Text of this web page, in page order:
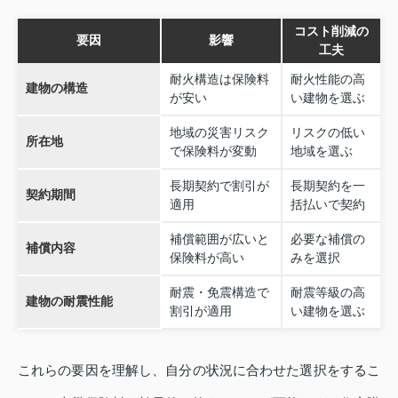
要因 影響
コスト削減の
工夫
建物の構造
耐火構造は保険料
が安い
耐火性能の高
い建物を選ぶ
所在地
地域の災害リスク
で保険料が変動
リスクの低い
地域を選ぶ
契約期間
長期契約で割引が
適用
長期契約を一
括払いで契約
補償内容
補償範囲が広いと
保険料が高い
必要な補償の
みを選択
建物の耐震性能
耐震・免震構造で
割引が適用
耐震等級の高
い建物を選ぶ
これらの要因を理解し、自分の状況に合わせた選択をするこ